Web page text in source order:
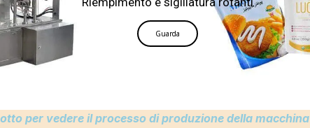
Guarda
per vedere il processo di produzione della macchina